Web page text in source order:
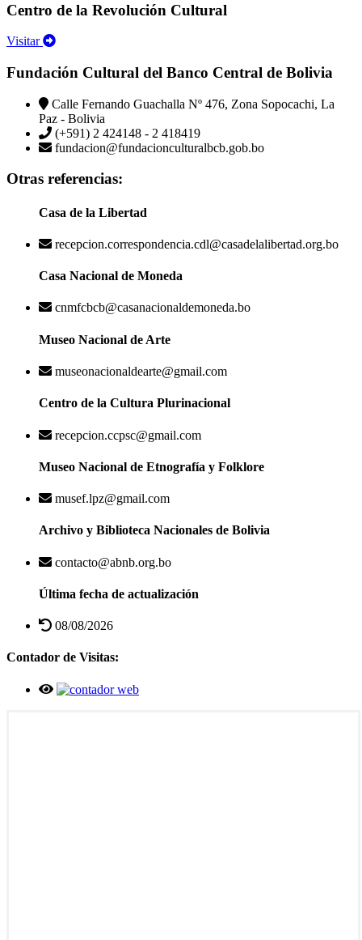
Centro de la Revolución Cultural
Visitar
Fundación Cultural del Banco Central de Bolivia
Calle Fernando Guachalla Nº 476, Zona Sopocachi, La
Paz - Bolivia
(+591) 2 424148 - 2 418419
fundacion@fundacionculturalbcb.gob.bo
Otras referencias:
Casa de la Libertad
recepcion.correspondencia.cdl@casadelalibertad.org.bo
Casa Nacional de Moneda
cnmfcbcb@casanacionaldemoneda.bo
Museo Nacional de Arte
museonacionaldearte@gmail.com
Centro de la Cultura Plurinacional
recepcion.ccpsc@gmail.com
Museo Nacional de Etnografía y Folklore
musef.lpz@gmail.com
Archivo y Biblioteca Nacionales de Bolivia
contacto@abnb.org.bo
Última fecha de actualización
08/08/2026
Contador de Visitas: